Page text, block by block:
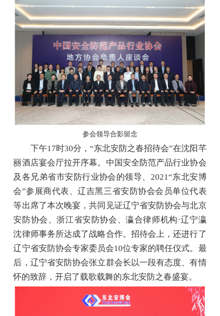
参会领导合影留念
下午17时30分，“东北安防之春招待会”在沈阳芊
丽酒店宴会厅拉开序幕。中国安全防范产品行业协会
及各兄弟省市安防行业协会的领导、2021“东北安博
会”参展商代表、辽吉黑三省安防协会会员单位代表
等出席了本次晚宴，共同见证辽宁省安防协会与北京
安防协会、浙江省安防协会、瀛合律师机构·辽宁瀛
沈律师事务所达成了战略合作。招待会上，还进行了
辽宁省安防协会专家委员会10位专家的聘任仪式。最
后，辽宁省安防协会张立群会长以一段有态度、有情
怀的致辞，开启了载歌载舞的东北安防之春盛宴。